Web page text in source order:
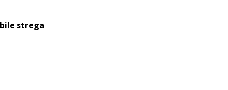
strega